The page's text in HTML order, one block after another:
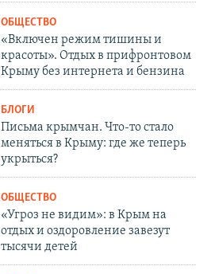
ОБЩЕСТВО
«Включен режим тишины и
красоты». Отдых в прифронтовом
Крыму без интернета и бензина
БЛОГИ
Письма крымчан. Что-то стало
меняться в Крыму: где же теперь
укрыться?
ОБЩЕСТВО
«Угроз не видим»: в Крым на
отдых и оздоровление завезут
тысячи детей